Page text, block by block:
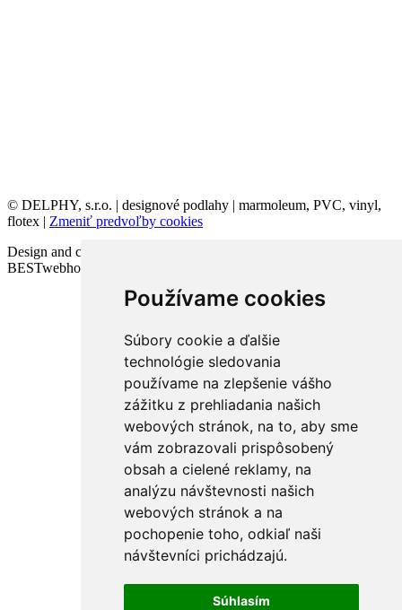
Používame cookies
Súbory cookie a ďalšie
technológie sledovania
používame na zlepšenie vášho
zážitku z prehliadania našich
webových stránok, na to, aby sme
vám zobrazovali prispôsobený
obsah a cielené reklamy, na
analýzu návštevnosti našich
webových stránok a na
pochopenie toho, odkiaľ naši
návštevníci prichádzajú.
Súhlasím
© DELPHY, s.r.o. | designové podlahy | marmoleum, PVC, vinyl,
flotex | Zmeniť predvoľby cookies
Design and code VICTORY-media.sk | Webhosting
BESTwebhosting.sk | 12.11.2025